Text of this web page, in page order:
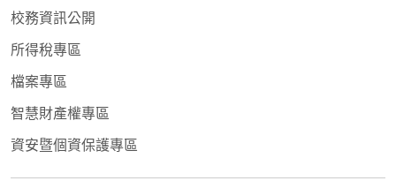
校務資訊公開
所得稅專區
檔案專區
智慧財產權專區
資安暨個資保護專區